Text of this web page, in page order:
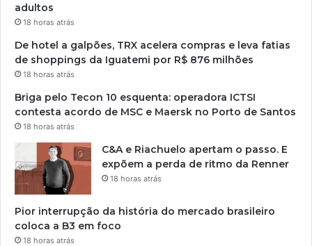
adultos
18 horas atrás
De hotel a galpões, TRX acelera compras e leva fatias
de shoppings da Iguatemi por R$ 876 milhões
18 horas atrás
Briga pelo Tecon 10 esquenta: operadora ICTSI
contesta acordo de MSC e Maersk no Porto de Santos
18 horas atrás
C&A e Riachuelo apertam o passo. E
expõem a perda de ritmo da Renner
18 horas atrás
Pior interrupção da história do mercado brasileiro
coloca a B3 em foco
18 horas atrás